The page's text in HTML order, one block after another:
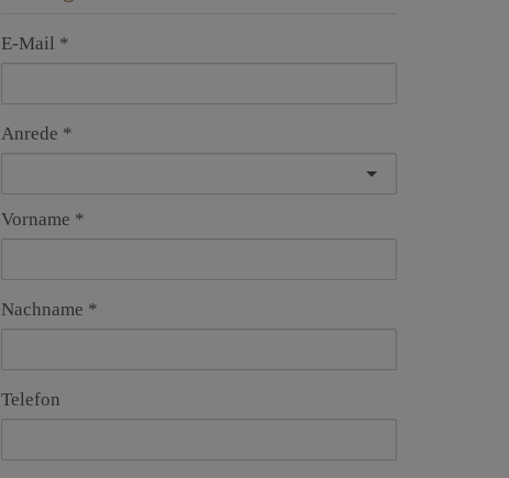
E-Mail
Anrede
Vorname
Nachname
Telefon